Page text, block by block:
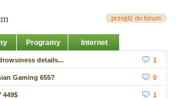
przejdź do forum
Programy Internet
details... 1
Gaming 655? 0
449$ 1